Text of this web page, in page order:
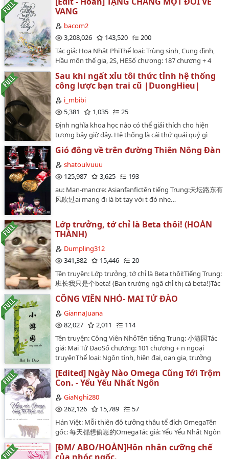
ngủ."___________________________________Tóm tắt
truyện trong ba cụm từ khoá: Tuổi trẻ rực rỡ - Tình yêu
định mệnh - Tình bạn chữa lànhLưu ý từ tác giả: Mỗi
chương hơi dài, mong mọi người thông cảm.Sản phẩm
sẽ trưởng thành chính chắn…
thư )Tác giả: Quải Tinh TinhThể loại: Nguyên sang, Đam
mỹ, Hiện đại, HE, Tình cảm, Giới giải trí, Xuyên việt,
Xuyên thư, Chủ thụ, 1v1Tình trạng: Hoàn thànhTình
trạng dịch: Hoàn thành [16/9/2025]Số chương: 87 + 3
và Mangatoon ✧･ﾟ: * 💙 * :･ﾟ✧Mỹ nhân thụ bình tĩnh
như Phật X Công trẻ tuổi nóng tính như chó hoang
mang theo sát khí1. Chủ thụ, thụ là vạn nhân mê, song
khiết, diễn biến ngày càng phát triển.2. Không bôi nhọ
nguyên vai chính công/thụ.3. Cốt truyện đã định, ai
không thích có thể bỏ qua, xin không công kích cá
nhân. (Kèm hôn gió)Thể loại: Niên hạ, Hào môn thế gia,
Giới giải trí, Vả mặt.Vai chính: Kỷ Đình Sâm; Tần
Trấn.Tóm tắt: "Xin lỗi, tôi là người không kết hôn."Ý
nghĩa: Dù trong nghịch cảnh cũng không từ bỏ.⋆｡ﾟ☽
💫 Wᴀᴛᴛᴘᴀᴅ: Hᴀʀᴜ410 / Mᴀɴɢᴀᴛᴏᴏɴ: Ý Lɪʙʀᴀ 💫 ☾｡ﾟ⋆…
VANG
bacom2
3,208,026
143,520
200
Tác giả: Hoa Nhật PhiThể loại: Trùng sinh, Cung đình,
Hầu môn thế gia, 2S, HESố chương: 187 chương + 4
ngoại truyệnNguồn: wattpad của trangguyetlyBìa:
Designed bởi Sườn Xào Chua NgọtLời Bà Còm:Truyện
này mình biết đến nhờ vào review của Nàng Xám
(greyphan.com/2015/06/21/review-tang-quan-mot-
the-vinh-hoa-hoa-nhat-phi/) . Mình rất mê thể loại
có một cá tính đặc biệt. Truyện này nhà Cung Quảng
Hằng đã edit được 100 chương sau đó ngừng hơn 2
năm rồi. Mình thích truyện này nên quyết định edit
một bản cho riêng mình. Mình là tay mơ nên những
thơ văn hoặc từ đặc biệt là xin chào thua, vì thế mình
sẽ để nguyên xi như trong bản convert. Bạn nào hiểu
được chỉ dẫn thì mình xin cảm tạ. Truyện mình làm cho
bản thân nên sẽ không edit theo từng câu từng chữ
trong bản raw đâu, miễn câu văn đọc lên nghe xuôi tai
này mình edit từ năm 2018, là một trong những bộ
đầu tay tập tành edit khi tiếng Trung không biết, tiếng
Việt trả thầy. Vì thế câu cú rất lủng củng, và mình vẫn
chưa biết để bỏ đi mấy từ âm Hán Việt như: "bất quá",
"ôn nhu", "ủy khuất". . . Bạn nào định nhảy hố thì nên
cân nhắc kỹ.…
Sau khi ngất xỉu tôi thức tỉnh hệ thống
công lược bạn trai cũ |DuongHieu|
i_mbibi
5,381
1,035
25
Định nghĩa khoa học nào có thể giải thích cho hiện
tượng bây giờ đây. Hệ thống là cái thứ quái quỷ gì
Dương đồng ý!…
Gió đông về trên đường Thiên Nông Đàn
shatoulvuuu
125,987
3,625
193
au: Man-mancre: Asianfanfictên tiếng Trung:天坛路东有
风吹过ai mang đi là bt tay với t đó nhe…
Lớp trưởng, tớ chỉ là Beta thôi! (HOÀN
THÀNH)
Dumpling312
341,382
15,446
20
Tên truyện: Lớp trưởng, tớ chỉ là Beta thôi!Tiếng Trung:
班长我只是个beta! (Ban trường ngã chỉ thị cá beta!)Tác
giả: 二二 - Nhị Nhị (22)Editor: Bánh Bao
(Dumpling312)Tình trạng: Hoàn thànhSố chương: 18
chương + 1 ngoại truyệnTình trạng: hoàn thànhNgày
bắt đầu: 10/8/2024Ngày hoàn thành: 13/9/2024Ngày
cảm, HE, ABO, ghế nhà trường, 1v1, AxBTóm tắt:Quý
Dung là một bé Beta chăm chỉ học tập mỗi ngày
hướng về một tương lai tốt đẹp.Vô tình trùng hợp ở
chung một phòng ktx với lớp trưởng Alpha.Chỉ định
học tập lẫn nhau tiến về phía trước, ai mà ngờ nghe
được suy nghĩ của lớp trưởng, không chỉ thường
xuyên nghe được mấy lời tâm tình simp vợ của ai đó
mà còn bị người ta ăn sạch.Nhưng mà lớp trưởng ơi,
tớ chỉ là Beta thôi!Thuộc tính: Nhìn thì lạnh lùng khó
gần thật ra là simp vợ chúa Alpha công x em bé xinh
đẹp ngoan ngoãn Beta thụ. 1v1…
CÔNG VIÊN NHỎ- MAI TỬ ĐÀO
GiannaJuana
82,027
2,011
114
Tên truyện: Công Viên NhỏTên tiếng Trung: 小游园Tác
giả: Mai Tử ĐaoSố chương: 101 chương + n ngoại
truyệnThể loại: Ngôn tình, hiện đại, oan gia, trưởng
thiệu:Nam theo đuổi nữ | trẻ zhou oánh nhau | ngây
thơ | nổi loạnHạ Du Nguyên là người rất đẹp trai, khá
ngầu, song hơi kiêu ngạo, lúc nào cũng cho rằng bản
thân có thể chinh phục tất cả mọi người bằng khuôn
thánh học có khuôn mặt xụ.Kể từ ấy, cậu bắt đầu dấn
thân vào con đường không còn lối thoát, ngày ngày bị
anh em cười nhạo.Anh em 1: Ây, đây là anh trai chưa
bao giờ thắng nổi một trận đấu võ mồm à!Anh em 2:
[Edited] Ngày Nào Omega Cũng Tới Trộm
Con. - Yểu Yểu Nhất Ngôn
GiaNghi280
262,126
15,789
57
Hán Việt: Mỗi thiên đô tưởng thâu tể đích OmegaTên
gốc: 每天都想偷崽的OmegaTác giả: Yểu Yểu Nhất Ngôn
(杳杳一言)Editor: GianghiBìa: @hvloveyouTình trạng
bản gốc: 52 chương + 3 Ngoại truyện - Hoàn thànhTình
[ĐM/ ABO/HOÀN]Hôn nhân cưỡng chế